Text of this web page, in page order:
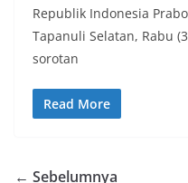
Republik Indonesia
Tapanuli Selatan, Rabu
sorotan
Read More
← Sebelumnya